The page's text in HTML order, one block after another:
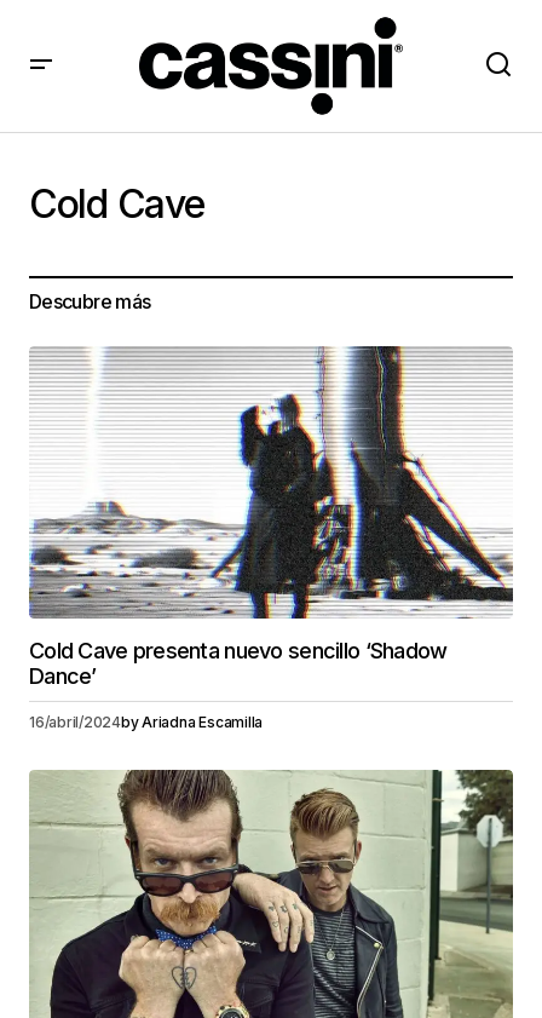
Cold Cave
Descubre más
Cold Cave presenta nuevo sencillo ‘Shadow
Dance’
16/abril/2024byAriadna Escamilla